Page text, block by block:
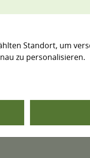
Mit dem
einzelne
Standort, um
zu personalisieren.